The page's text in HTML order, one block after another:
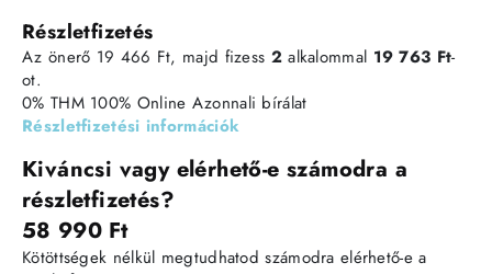
Részletfizetés
Az önerő 19 466 Ft, majd fizess 2alkalommal 19 763 Ft-
ot.
0% THM 100% Online Azonnali bírálat
Részletfizetési információk
Kiváncsi vagy elérhető-e számodra a
részletfizetés?
58 990 Ft
Kötöttségek nélkül megtudhatod számodra elérhető-e a